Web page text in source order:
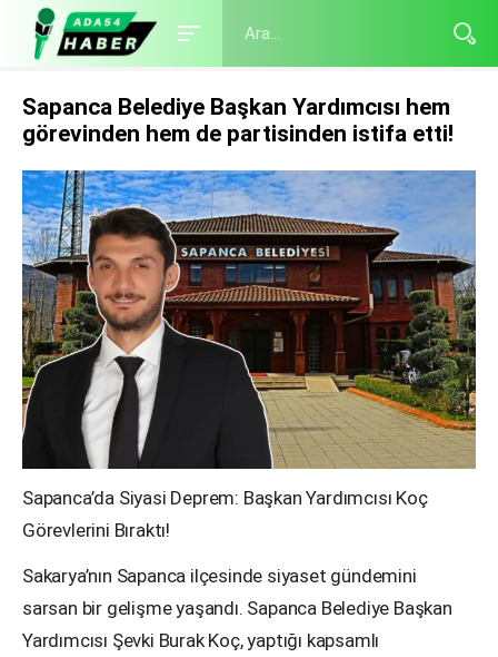
Sapanca Belediye Başkan Yardımcısı hem
görevinden hem de partisinden istifa etti!
Sapanca’da Siyasi Deprem: Başkan Yardımcısı Koç
Görevlerini Bıraktı!
Sakarya’nın Sapanca ilçesinde siyaset gündemini
sarsan bir gelişme yaşandı. Sapanca Belediye Başkan
Yardımcısı Şevki Burak Koç, yaptığı kapsamlı